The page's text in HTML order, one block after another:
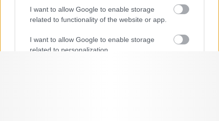
I want to allow Google to enable storage
related to functionality of the website or app.
I want to allow Google to enable storage
related to personalization.